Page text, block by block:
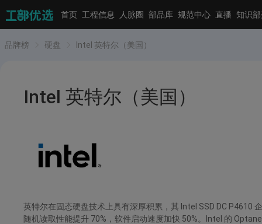
首页 工程信息 人脉圈 部品库 规范中心 直播 知识
品牌榜 硬盘 Intel 英特尔（美国）
Intel 英特尔（美国）
英特尔在固态硬盘技术上具有深厚积累，其 Intel SSD DC P4610
随机读取性能提升 70%，软件启动速度加快 50%。Intel 的